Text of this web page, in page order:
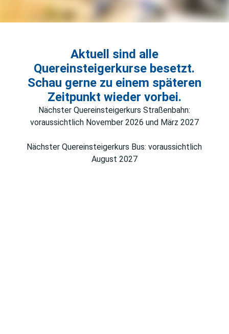
Aktuell sind alle
Quereinsteigerkurse besetzt.
Schau gerne zu einem späteren
Zeitpunkt wieder vorbei.
Nächster Quereinsteigerkurs Straßenbahn:
voraussichtlich November 2026 und März 2027
Nächster Quereinsteigerkurs Bus: voraussichtlich
August 2027